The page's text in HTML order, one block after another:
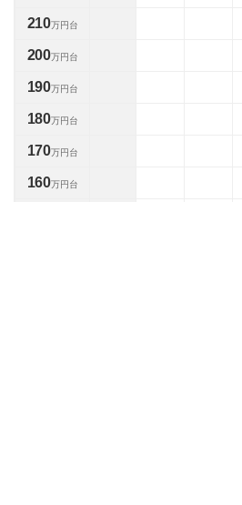
210万円台
200万円台
190万円台
180万円台
170万円台
160万円台